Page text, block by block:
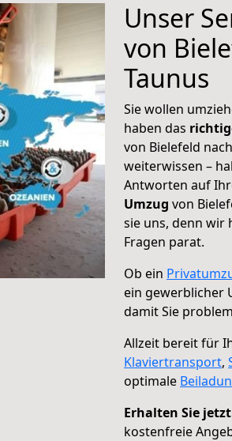
Unser
von
Taunus
Sie wollen
haben das
von Bielefeld
weiterwissen –
Antworten auf
Umzug von
sie uns, denn wir
Fragen parat.
Ob ein
ein gewerblicher
damit Sie
Allzeit bereit für
Klaviertransport,
optimale
Erhalten Sie jetzt
kostenfreie